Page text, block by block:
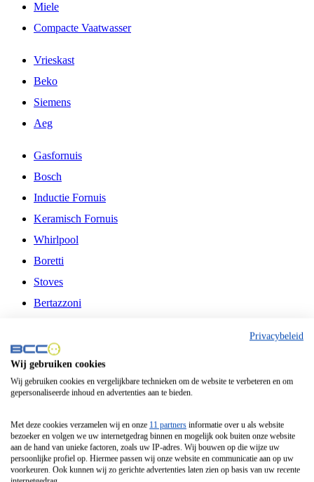
Miele
Compacte Vaatwasser
Vrieskast
Beko
Siemens
Aeg
Gasfornuis
Bosch
Inductie Fornuis
Keramisch Fornuis
Whirlpool
Boretti
Stoves
Bertazzoni
Fitelli
Airfryer
Frituurpan
Contactgrill
Broodbakmachine
Broodrooster
Privacybeleid
Wij gebruiken cookies
Wij gebruiken cookies en vergelijkbare technieken om de website te verbeteren en om
gepersonaliseerde inhoud en advertenties aan te bieden.
Met deze cookies verzamelen wij en onze 11 partners informatie over u als website
bezoeker en volgen we uw internetgedrag binnen en mogelijk ook buiten onze website
aan de hand van unieke factoren, zoals uw IP-adres. Wij bouwen op die wijze uw
persoonlijke profiel op. Hiermee passen wij onze website en communicatie aan op uw
voorkeuren. Ook kunnen wij zo gerichte advertenties laten zien op basis van uw recente